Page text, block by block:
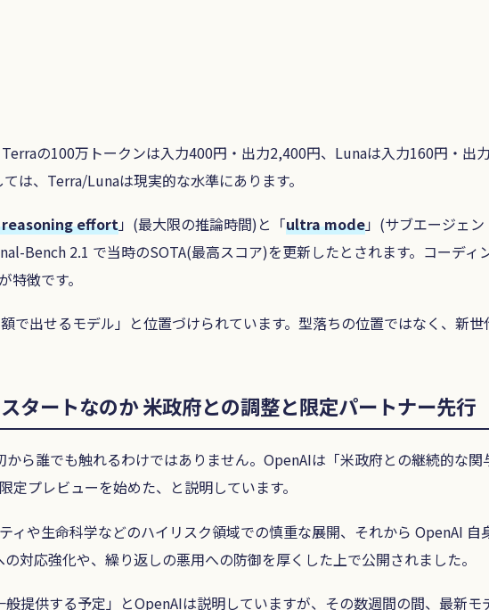
の100万トークンは入力400円・出力2,400円、Lunaは入力160円・出
は、Terra/Lunaは現実的な水準にあります。
effort」(最大限の推論時間)と「ultra mode」(サブエージェ
Bench 2.1 で当時のSOTA(最高スコア)を更新したとされます。コーデ
徴です。
で出せるモデル」と位置づけられています。型落ちの位置ではなく、新世
タートなのか 米政府との調整と限定パートナー先行
から誰でも触れるわけではありません。OpenAIは「米政府との継続的な
定プレビューを始めた、と説明しています。
ィや生命科学などのハイリスク領域での慎重な展開、それから OpenAI
対応強化や、繰り返しの悪用への防御を厚くした上で公開されました。
般提供する予定」とOpenAIは説明していますが、その数週間の間、最新